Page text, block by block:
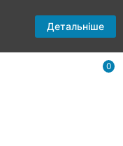
Детальніше
0